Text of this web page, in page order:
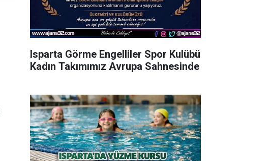
Isparta Görme Engelliler Spor Kulübü
Kadın Takımımız Avrupa Sahnesinde